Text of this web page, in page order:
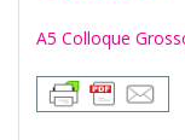
A5 Colloque